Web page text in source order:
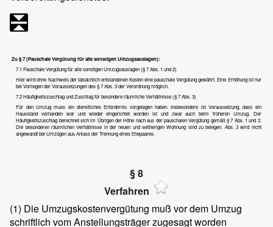
Zu § 7 (Pauschale Vergütung für alle sonstigen Umzugsauslagen):
7.1 Pauschale Vergütung für alle sonstigen Umzugsauslagen (§ 7 Abs. 1 und 2)
Hier wird ohne Nachweis der tatsächlich entstandenen Kosten eine pauschale Vergütung gewährt. Eine Erhöhung ist nur
bei Vorliegen der Voraussetzungen des § 7 Abs. 3 der Verordnung möglich.
7.2 Häufigkeitszuschlag und Zuschlag für besondere räumliche Verhältnisse (§ 7 Abs. 3)
Für den Umzug muss ein dienstliches Erfordernis vorgelegen haben. Insbesondere ist Voraussetzung, dass ein
Hausstand vorhanden war und wieder eingerichtet worden ist und zwar auch beim früheren Umzug. Der
Häufigkeitszuschlag berechnet sich im Übrigen der Höhe nach aus der pauschalen Vergütung gemäß § 7 Abs. 1 und 2.
Die besonderen räumlichen Verhältnisse in der neuen und seitherigen Wohnung sind zu belegen. Abs. 3 wird nicht
angewandt bei Umzügen aus Anlass der Trennung eines Ehepaares.
§ 8
Verfahren
(1) Die Umzugskostenvergütung muß vor dem Umzug
schriftlich vom Anstellungsträger zugesagt worden